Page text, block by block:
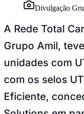
Panorama Econômico
Panorama
Verificar Empresa
Publicidade Legal
NBA
A Rede Total
Grupo Amil,
unidades com
com os selos
Eficiente,
Solutions em
de Medicina